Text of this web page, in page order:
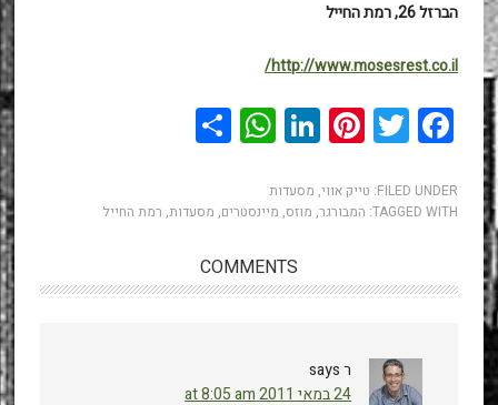
הברזל 26, רמת החייל
http://www.mosesrest.co.il/
Facebook
Twitter
Pinterest
LinkedIn
WhatsApp
Share
FILED UNDER: טייק אווי, מסעדות
TAGGED WITH: המבורגר, מוזס, מיינסטרים, מסעדות, רמת החייל
COMMENTS
רsays
24 במאי 2011 at 8:05 am